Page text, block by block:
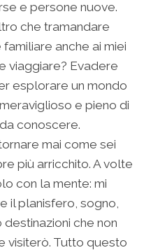
e persone nuove.
che tramandare
anche ai miei
viaggiare? Evadere
esplorare un mondo
e pieno di
conoscere.
mai come sei
più arricchito. A volte
con la mente: mi
il planisfero, sogno,
che non
visiterò. Tutto questo